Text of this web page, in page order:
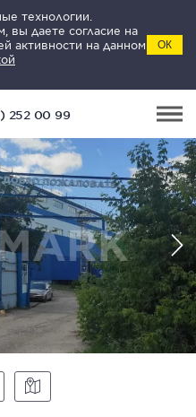
технологии.
вы даете согласие на
активности на данном
ОК
252 00 99